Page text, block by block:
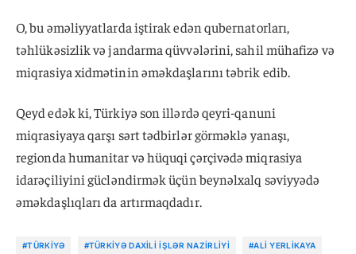
O, bu əməliyyatlarda iştirak edən qubernatorları,
təhlükəsizlik və jandarma qüvvələrini, sahil mühafizə və
miqrasiya xidmətinin əməkdaşlarını təbrik edib.
Qeyd edək ki, Türkiyə son illərdə qeyri-qanuni
miqrasiyaya qarşı sərt tədbirlər görməklə yanaşı,
regionda humanitar və hüquqi çərçivədə miqrasiya
idarəçiliyini gücləndirmək üçün beynəlxalq səviyyədə
əməkdaşlıqları da artırmaqdadır.
#TÜRKIYƏ #TÜRKIYƏ DAXILI İŞLƏR NAZIRLIYI #ALI YERLIKAYA